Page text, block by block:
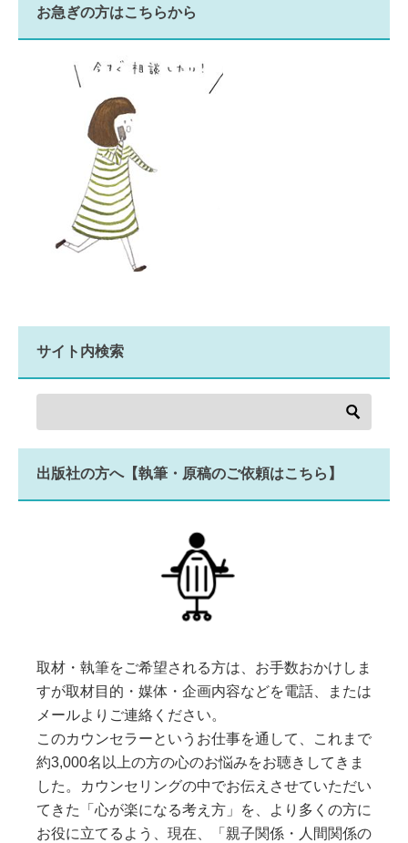
お急ぎの方はこちらから
サイト内検索
出版社の方へ【執筆・原稿のご依頼はこちら】
取材・執筆をご希望される方は、お手数おかけしま
すが取材目的・媒体・企画内容などを電話、または
メールよりご連絡ください。
このカウンセラーというお仕事を通して、これまで
約3,000名以上の方の心のお悩みをお聴きしてきま
した。カウンセリングの中でお伝えさせていただい
てきた「心が楽になる考え方」を、より多くの方に
お役に立てるよう、現在、「親子関係・人間関係の